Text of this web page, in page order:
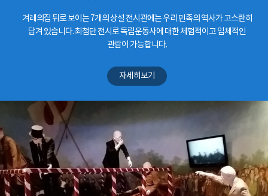
겨레의집 뒤로 보이는 7개의 상설 전시관에는 우리 민족의 역사가 고스란히
담겨 있습니다. 최첨단 전시로 독립운동사에 대한 체험적이고 입체적인
관람이 가능합니다.
자세히보기